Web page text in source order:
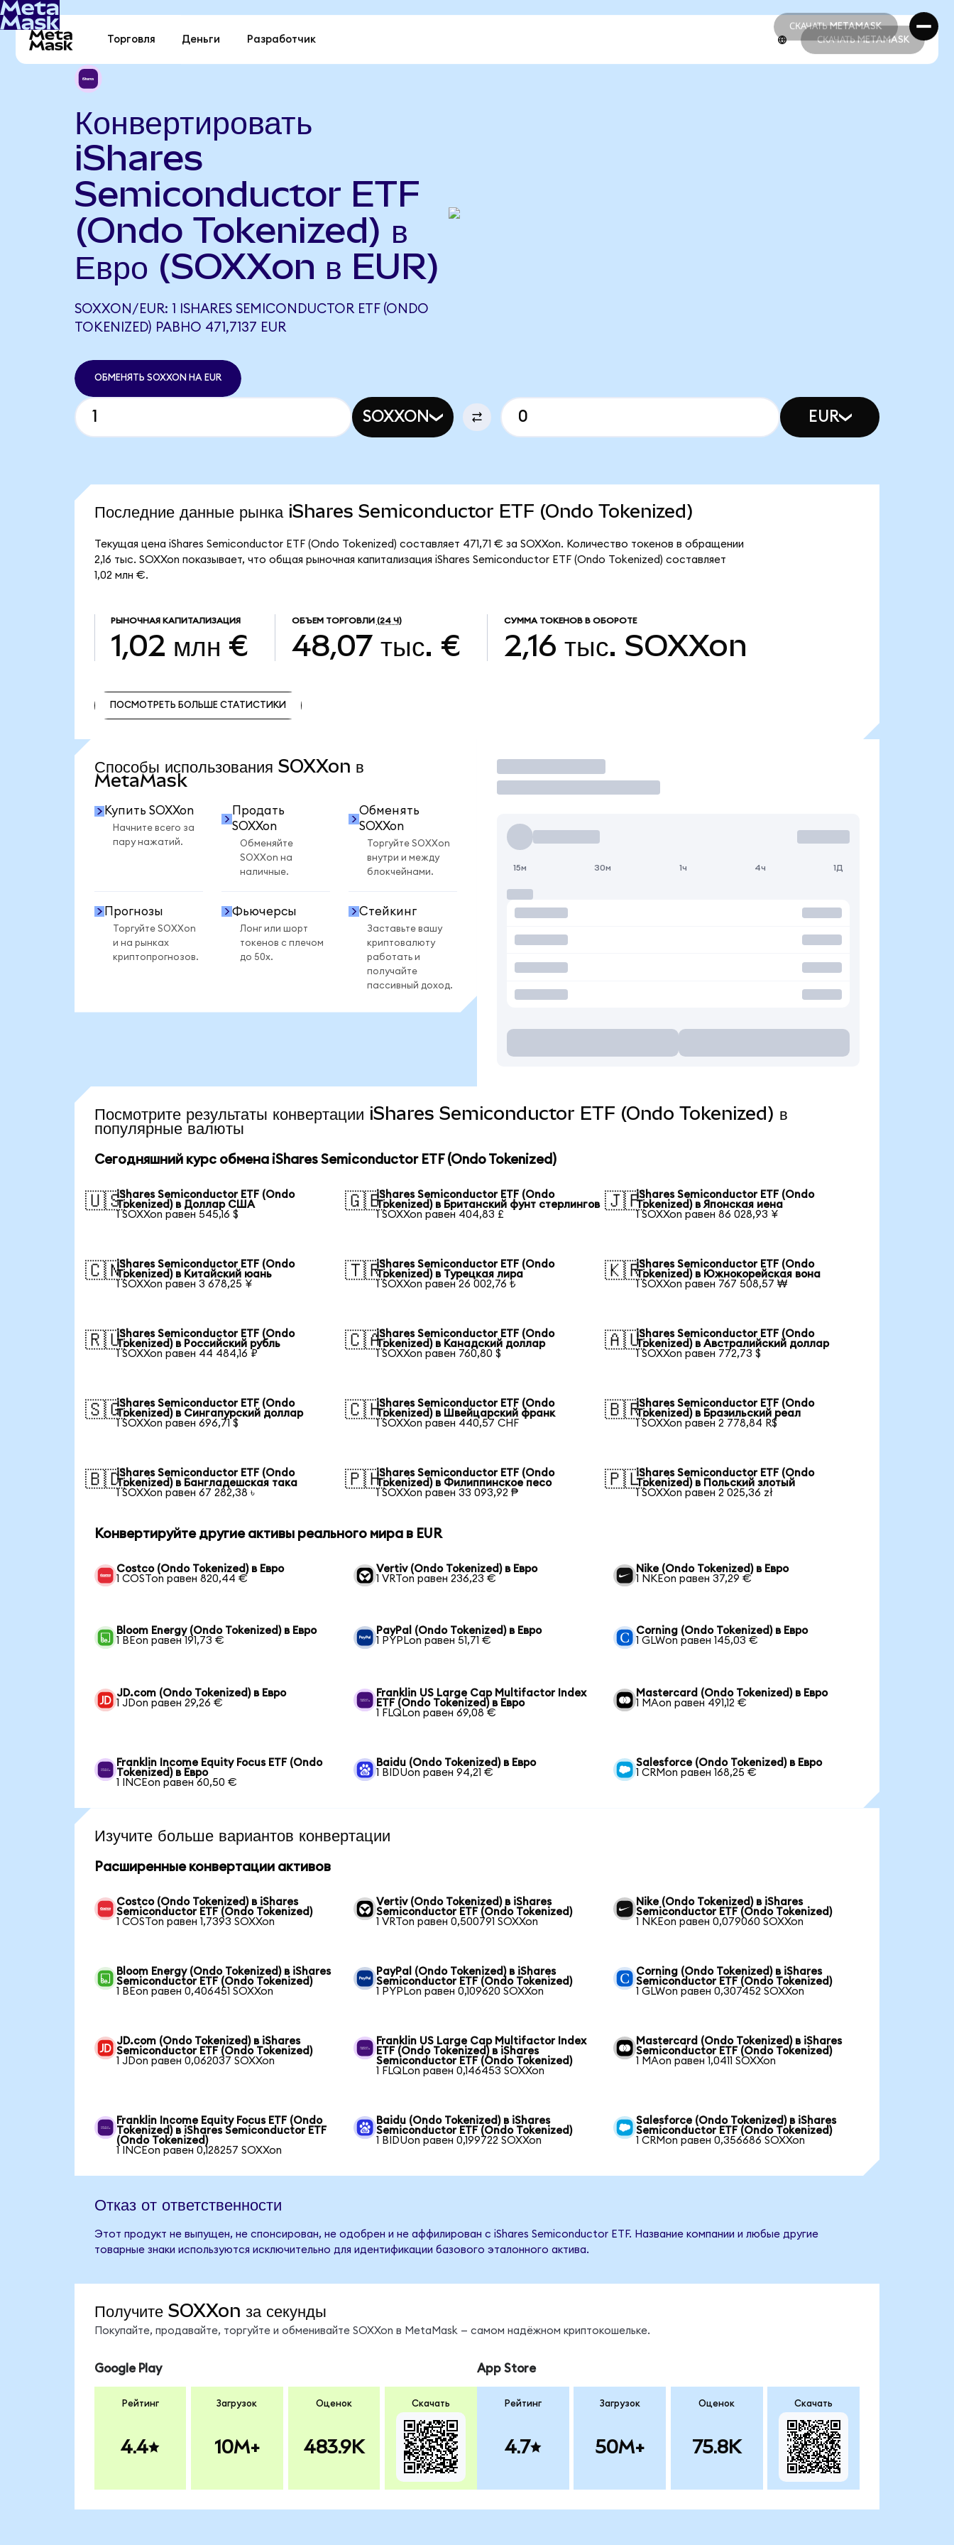
СКАЧАТЬ METAMASK
СКАЧАТЬ METAMASK
Торговля Деньги Разработчик СКАЧАТЬ METAMASK
Конвертировать
iShares
Semiconductor ETF
(Ondo Tokenized) в
Евро (SOXXon в EUR)
SOXXON/EUR: 1 ISHARES SEMICONDUCTOR ETF (ONDO
TOKENIZED) РАВНО 471,7137 EUR
ОБМЕНЯТЬ SOXXON НА EUR
SOXXON EUR
Последние данные рынка iShares Semiconductor ETF (Ondo Tokenized)
Текущая цена iShares Semiconductor ETF (Ondo Tokenized) составляет 471,71 € за SOXXon. Количество токенов в обращении
2,16 тыс. SOXXon показывает, что общая рыночная капитализация iShares Semiconductor ETF (Ondo Tokenized) составляет
1,02 млн €.
РЫНОЧНАЯ КАПИТАЛИЗАЦИЯ
1,02 млн €
ОБЪЕМ ТОРГОВЛИ (24 Ч)
48,07 тыс. €
СУММА ТОКЕНОВ В ОБОРОТЕ
2,16 тыс. SOXXon
ПОСМОТРЕТЬ БОЛЬШЕ СТАТИСТИКИ
Способы использования SOXXon в
MetaMask
Купить SOXXon
Начните всего за
пару нажатий.
Продать
SOXXon
Обменяйте
SOXXon на
наличные.
Обменять
SOXXon
Торгуйте SOXXon
внутри и между
блокчейнами.
Прогнозы
Торгуйте SOXXon
и на рынках
криптопрогнозов.
Фьючерсы
Лонг или шорт
токенов с плечом
до 50x.
Стейкинг
Заставьте вашу
криптовалюту
работать и
получайте
пассивный доход.
Торговать
15м 30м 1ч 4ч 1Д
Посмотрите результаты конвертации iShares Semiconductor ETF (Ondo Tokenized) в
популярные валюты
Сегодняшний курс обмена iShares Semiconductor ETF (Ondo Tokenized)
🇺🇸iShares Semiconductor ETF (Ondo
Tokenized) в Доллар США
1 SOXXon равен 545,16 $
🇬🇧iShares Semiconductor ETF (Ondo
Tokenized) в Британский фунт стерлингов
1 SOXXon равен 404,83 £
🇯🇵iShares Semiconductor ETF (Ondo
Tokenized) в Японская иена
1 SOXXon равен 86 028,93 ¥
🇨🇳iShares Semiconductor ETF (Ondo
Tokenized) в Китайский юань
1 SOXXon равен 3 678,25 ¥
🇹🇷iShares Semiconductor ETF (Ondo
Tokenized) в Турецкая лира
1 SOXXon равен 26 002,76 ₺
🇰🇷iShares Semiconductor ETF (Ondo
Tokenized) в Южнокорейская вона
1 SOXXon равен 767 508,57 ₩
🇷🇺iShares Semiconductor ETF (Ondo
Tokenized) в Российский рубль
1 SOXXon равен 44 484,16 ₽
🇨🇦iShares Semiconductor ETF (Ondo
Tokenized) в Канадский доллар
1 SOXXon равен 760,80 $
🇦🇺iShares Semiconductor ETF (Ondo
Tokenized) в Австралийский доллар
1 SOXXon равен 772,73 $
🇸🇬iShares Semiconductor ETF (Ondo
Tokenized) в Сингапурский доллар
1 SOXXon равен 696,71 $
🇨🇭iShares Semiconductor ETF (Ondo
Tokenized) в Швейцарский франк
1 SOXXon равен 440,57 CHF
🇧🇷iShares Semiconductor ETF (Ondo
Tokenized) в Бразильский реал
1 SOXXon равен 2 778,84 R$
🇧🇩iShares Semiconductor ETF (Ondo
Tokenized) в Бангладешская така
1 SOXXon равен 67 282,38 ৳
🇵🇭iShares Semiconductor ETF (Ondo
Tokenized) в Филиппинское песо
1 SOXXon равен 33 093,92 ₱
🇵🇱iShares Semiconductor ETF (Ondo
Tokenized) в Польский злотый
1 SOXXon равен 2 025,36 zł
Конвертируйте другие активы реального мира в EUR
Costco (Ondo Tokenized) в Евро
1 COSTon равен 820,44 €
Vertiv (Ondo Tokenized) в Евро
1 VRTon равен 236,23 €
Nike (Ondo Tokenized) в Евро
1 NKEon равен 37,29 €
Bloom Energy (Ondo Tokenized) в Евро
1 BEon равен 191,73 €
PayPal (Ondo Tokenized) в Евро
1 PYPLon равен 51,71 €
Corning (Ondo Tokenized) в Евро
1 GLWon равен 145,03 €
JD.com (Ondo Tokenized) в Евро
1 JDon равен 29,26 €
Franklin US Large Cap Multifactor Index
ETF (Ondo Tokenized) в Евро
1 FLQLon равен 69,08 €
Mastercard (Ondo Tokenized) в Евро
1 MAon равен 491,12 €
Franklin Income Equity Focus ETF (Ondo
Tokenized) в Евро
1 INCEon равен 60,50 €
Baidu (Ondo Tokenized) в Евро
1 BIDUon равен 94,21 €
Salesforce (Ondo Tokenized) в Евро
1 CRMon равен 168,25 €
Изучите больше вариантов конвертации
Расширенные конвертации активов
Costco (Ondo Tokenized) в iShares
Semiconductor ETF (Ondo Tokenized)
1 COSTon равен 1,7393 SOXXon
Vertiv (Ondo Tokenized) в iShares
Semiconductor ETF (Ondo Tokenized)
1 VRTon равен 0,500791 SOXXon
Nike (Ondo Tokenized) в iShares
Semiconductor ETF (Ondo Tokenized)
1 NKEon равен 0,079060 SOXXon
Bloom Energy (Ondo Tokenized) в iShares
Semiconductor ETF (Ondo Tokenized)
1 BEon равен 0,406451 SOXXon
PayPal (Ondo Tokenized) в iShares
Semiconductor ETF (Ondo Tokenized)
1 PYPLon равен 0,109620 SOXXon
Corning (Ondo Tokenized) в iShares
Semiconductor ETF (Ondo Tokenized)
1 GLWon равен 0,307452 SOXXon
JD.com (Ondo Tokenized) в iShares
Semiconductor ETF (Ondo Tokenized)
1 JDon равен 0,062037 SOXXon
Franklin US Large Cap Multifactor Index
ETF (Ondo Tokenized) в iShares
Semiconductor ETF (Ondo Tokenized)
1 FLQLon равен 0,146453 SOXXon
Mastercard (Ondo Tokenized) в iShares
Semiconductor ETF (Ondo Tokenized)
1 MAon равен 1,0411 SOXXon
Franklin Income Equity Focus ETF (Ondo
Tokenized) в iShares Semiconductor ETF
(Ondo Tokenized)
1 INCEon равен 0,128257 SOXXon
Baidu (Ondo Tokenized) в iShares
Semiconductor ETF (Ondo Tokenized)
1 BIDUon равен 0,199722 SOXXon
Salesforce (Ondo Tokenized) в iShares
Semiconductor ETF (Ondo Tokenized)
1 CRMon равен 0,356686 SOXXon
Отказ от ответственности
Этот продукт не выпущен, не спонсирован, не одобрен и не аффилирован с iShares Semiconductor ETF. Название компании и любые другие
товарные знаки используются исключительно для идентификации базового эталонного актива.
Получите SOXXon за секунды
Покупайте, продавайте, торгуйте и обменивайте SOXXon в MetaMask — самом надёжном криптокошельке.
Google Play
Рейтинг
4.4
Загрузок
10M+
Оценок
483.9K
Скачать
App Store
Рейтинг
4.7
Загрузок
50M+
Оценок
75.8K
Скачать